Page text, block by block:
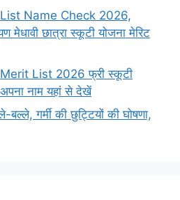
Name Check 2026,
मेधावी छात्रा स्कूटी योजना मेरिट
List 2026 फ्री स्कूटी
नाम यहां से देखें
बल्ले, गर्मी की छुट्टियों की घोषणा,